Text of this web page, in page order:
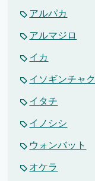
アルパカ
アルマジロ
イカ
イソギンチャク
イタチ
イノシシ
ウォンバット
オケラ